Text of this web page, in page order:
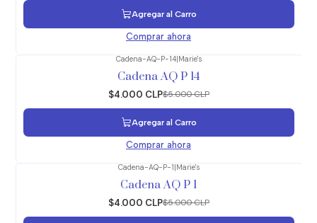
Agregar al Carro
Comprar ahora
Cadena-AQ-P-14| Marie's
Cadena AQ P 14
$4.000 CLP$5.000 CLP
Agregar al Carro
Comprar ahora
Cadena-AQ-P-1 Marie's
Cadena AQ P 1
$4.000 CLP$5.000 CLP